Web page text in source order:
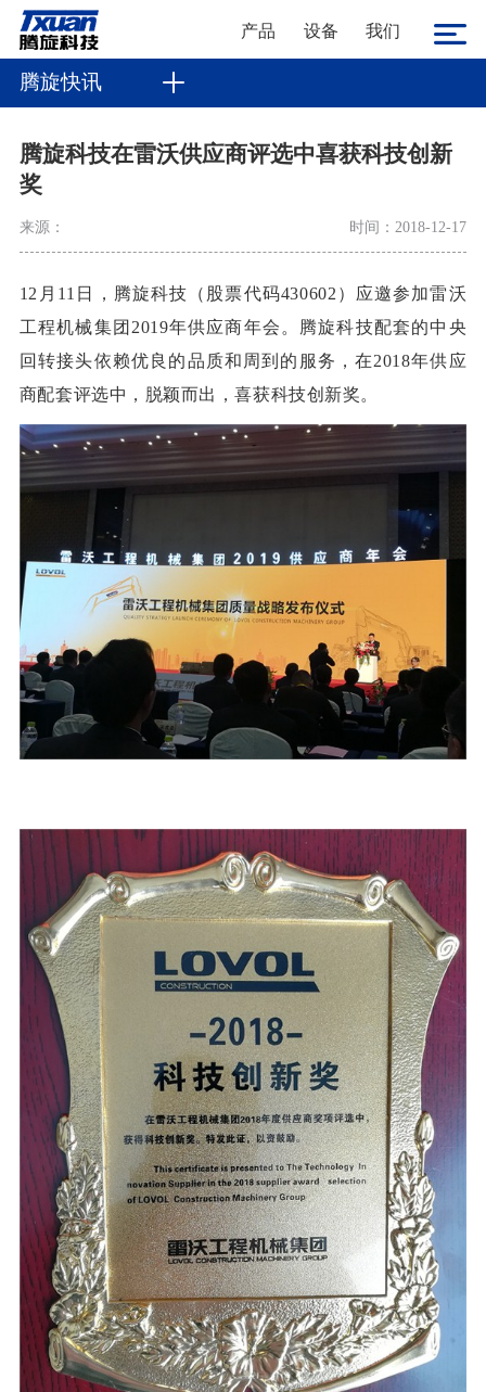
产品 设备 我们
腾旋快讯
腾旋科技在雷沃供应商评选中喜获科技创新
奖
来源： 时间：2018-12-17
12月 11 日，腾旋科技（股票代码430602 ）应邀参加雷沃
工程机械集团 2019年供应商年会。腾旋科技配套的中央
回转接头依赖优良的品质和周到的服务，在2018年供应
商配套评选中，脱颖而出，喜获科技创新奖。